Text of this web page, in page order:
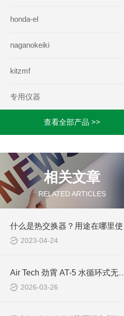
honda-el
naganokeiki
kitzmf
专用仪器
查看全部产品 >>
相关文章
RELATED ARTICLES
2023-04-24
Air Tech 劲霄 AT-5 水循环式无振动钻
2026-03-26